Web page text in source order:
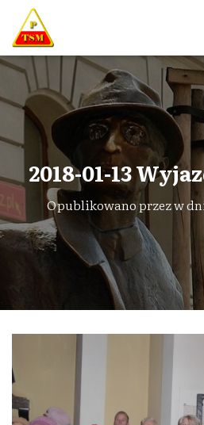
2018-01-13
Opublikowano przezw